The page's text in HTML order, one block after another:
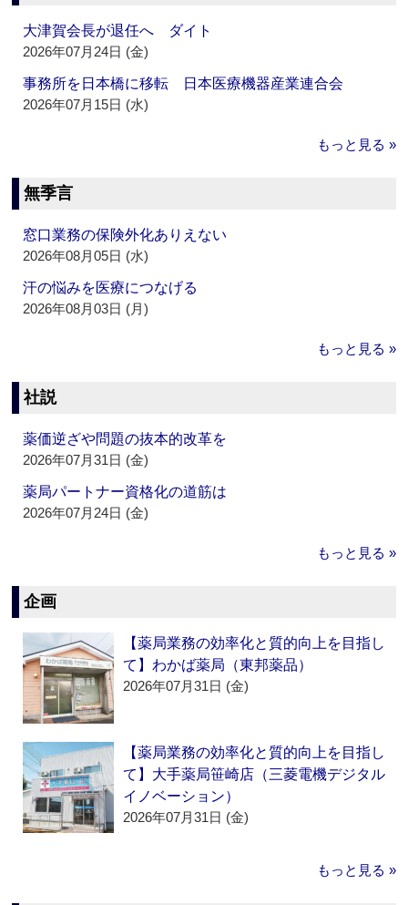
大津賀会長が退任へ ダイト
2026年07月24日 (金)
事務所を日本橋に移転 日本医療機器産業連合会
2026年07月15日 (水)
もっと見る »
無季言
窓口業務の保険外化ありえない
2026年08月05日 (水)
汗の悩みを医療につなげる
2026年08月03日 (月)
もっと見る »
社説
薬価逆ざや問題の抜本的改革を
2026年07月31日 (金)
薬局パートナー資格化の道筋は
2026年07月24日 (金)
もっと見る »
企画
【薬局業務の効率化と質的向上を目指し
て】わかば薬局（東邦薬品）
2026年07月31日 (金)
【薬局業務の効率化と質的向上を目指し
て】大手薬局笹崎店（三菱電機デジタル
イノベーション）
2026年07月31日 (金)
もっと見る »